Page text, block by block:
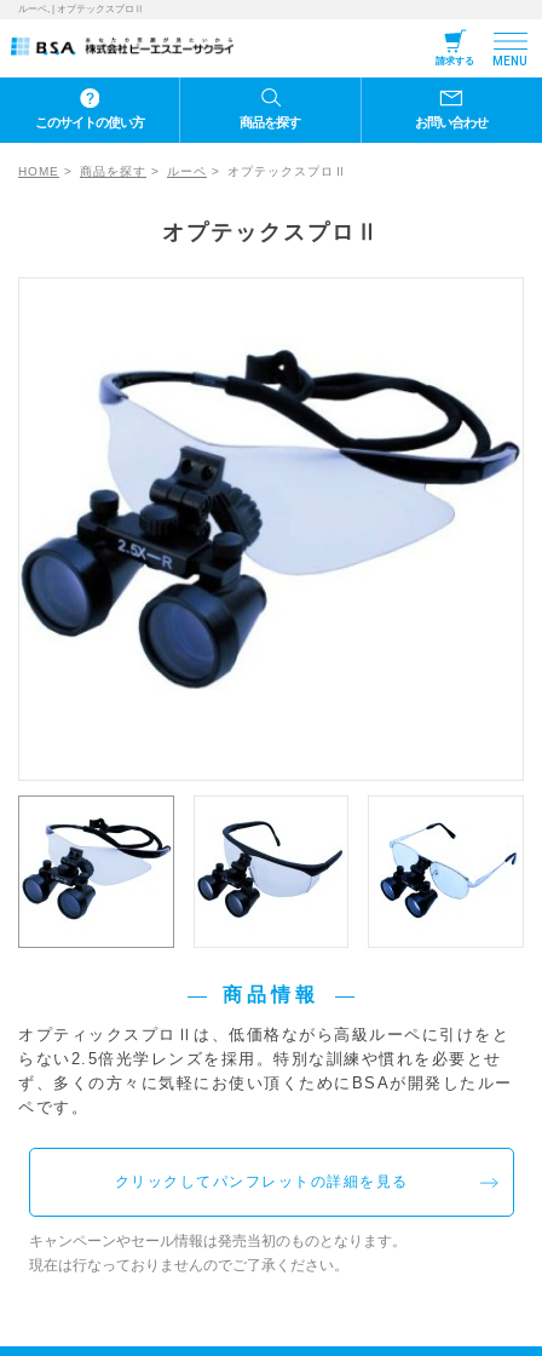
ルーペ, | オプテックスプロⅡ
請求する MENU
このサイトの使い方 商品を探す お問い合わせ
HOME 商品を探す ルーペ オプテックスプロⅡ
オプテックスプロⅡ
商品情報
オプティックスプロⅡは、低価格ながら高級ルーペに引けをと
らない2.5倍光学レンズを採用。特別な訓練や慣れを必要とせ
ず、多くの方々に気軽にお使い頂くためにBSAが開発したルー
ペです。
クリックしてパンフレットの詳細を見る
キャンペーンやセール情報は発売当初のものとなります。
現在は行なっておりませんのでご了承ください。